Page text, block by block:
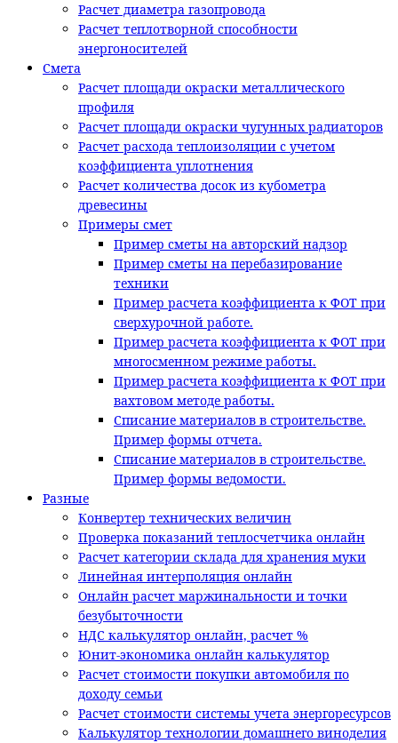
Расчет диаметра газопровода
Расчет теплотворной способности
энергоносителей
Смета
Расчет площади окраски металлического
профиля
Расчет площади окраски чугунных радиаторов
Расчет расхода теплоизоляции с учетом
коэффициента уплотнения
Расчет количества досок из кубометра
древесины
Примеры смет
Пример сметы на авторский надзор
Пример сметы на перебазирование
техники
Пример расчета коэффициента к ФОТ при
сверхурочной работе.
Пример расчета коэффициента к ФОТ при
многосменном режиме работы.
Пример расчета коэффициента к ФОТ при
вахтовом методе работы.
Списание материалов в строительстве.
Пример формы отчета.
Списание материалов в строительстве.
Пример формы ведомости.
Разные
Конвертер технических величин
Проверка показаний теплосчетчика онлайн
Расчет категории склада для хранения муки
Линейная интерполяция онлайн
Онлайн расчет маржинальности и точки
безубыточности
НДС калькулятор онлайн, расчет %
Юнит-экономика онлайн калькулятор
Расчет стоимости покупки автомобиля по
доходу семьи
Расчет стоимости системы учета энергоресурсов
Калькулятор технологии домашнего виноделия